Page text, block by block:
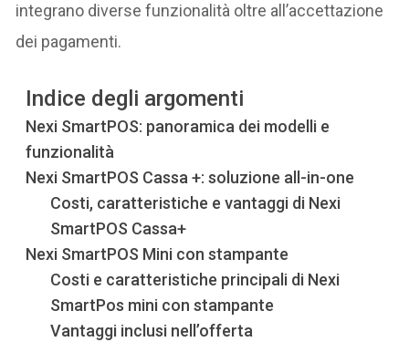
integrano diverse funzionalità oltre all’accettazione
dei pagamenti.
Indice degli argomenti
Nexi SmartPOS: panoramica dei modelli e
funzionalità
Nexi SmartPOS Cassa +: soluzione all-in-one
Costi, caratteristiche e vantaggi di Nexi
SmartPOS Cassa+
Nexi SmartPOS Mini con stampante
Costi e caratteristiche principali di Nexi
SmartPos mini con stampante
Vantaggi inclusi nell’offerta